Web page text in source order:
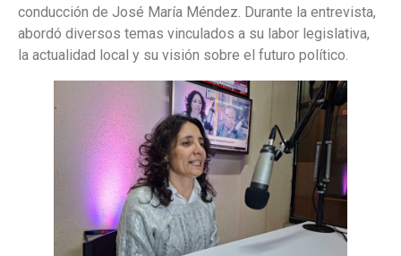
conducción de José María Méndez. Durante la entrevista,
abordó diversos temas vinculados a su labor legislativa,
la actualidad local y su visión sobre el futuro político.